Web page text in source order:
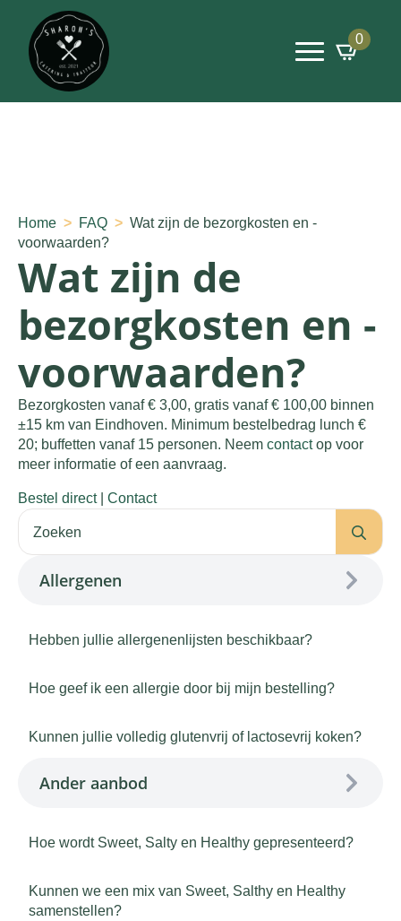
0
Allergenen
Hebben jullie allergenenlijsten beschikbaar?
Hoe geef ik een allergie door bij mijn bestelling?
Kunnen jullie volledig glutenvrij of lactosevrij koken?
Ander aanbod
Hoe wordt Sweet, Salty en Healthy gepresenteerd?
Kunnen we een mix van Sweet, Salthy en Healthy
samenstellen?
Home FAQ
Wat zijn de bezorgkosten en -
voorwaarden?
Wat zijn de
bezorgkosten en -
voorwaarden?
Bezorgkosten vanaf € 3,00, gratis vanaf € 100,00 binnen
±15 km van Eindhoven. Minimum bestelbedrag lunch €
20; buffetten vanaf 15 personen. Neem contactop voor
meer informatie of een aanvraag.
Bestel direct| Contact